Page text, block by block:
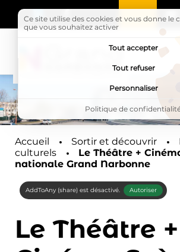
Accueil Sortir et découvrir
culturels
Page active :
Le Théâtre +
nationale Grand Narbonne
AddToAny (share) est désactivé. Autoriser
Le Théâtre +
Ce site utilise des cookies et vous donne le
que vous souhaitez activer
Tout accepter
Tout refuser
Personnaliser
Politique de